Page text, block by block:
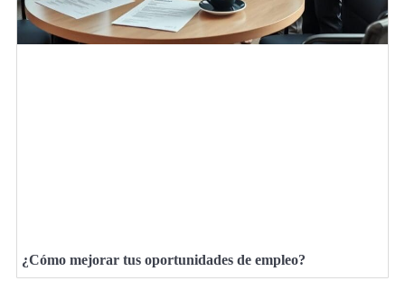
¿Cómo mejorar tus oportunidades de empleo?